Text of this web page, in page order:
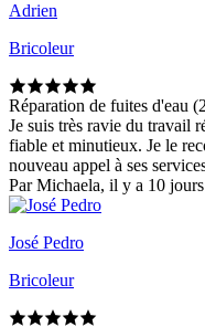
Adrien
Bricoleur
Réparation de fuites d'eau
Je suis très ravie du travail
fiable et minutieux. Je le
nouveau appel à ses
Par Michaela, il y a 10 jours
José Pedro
Bricoleur